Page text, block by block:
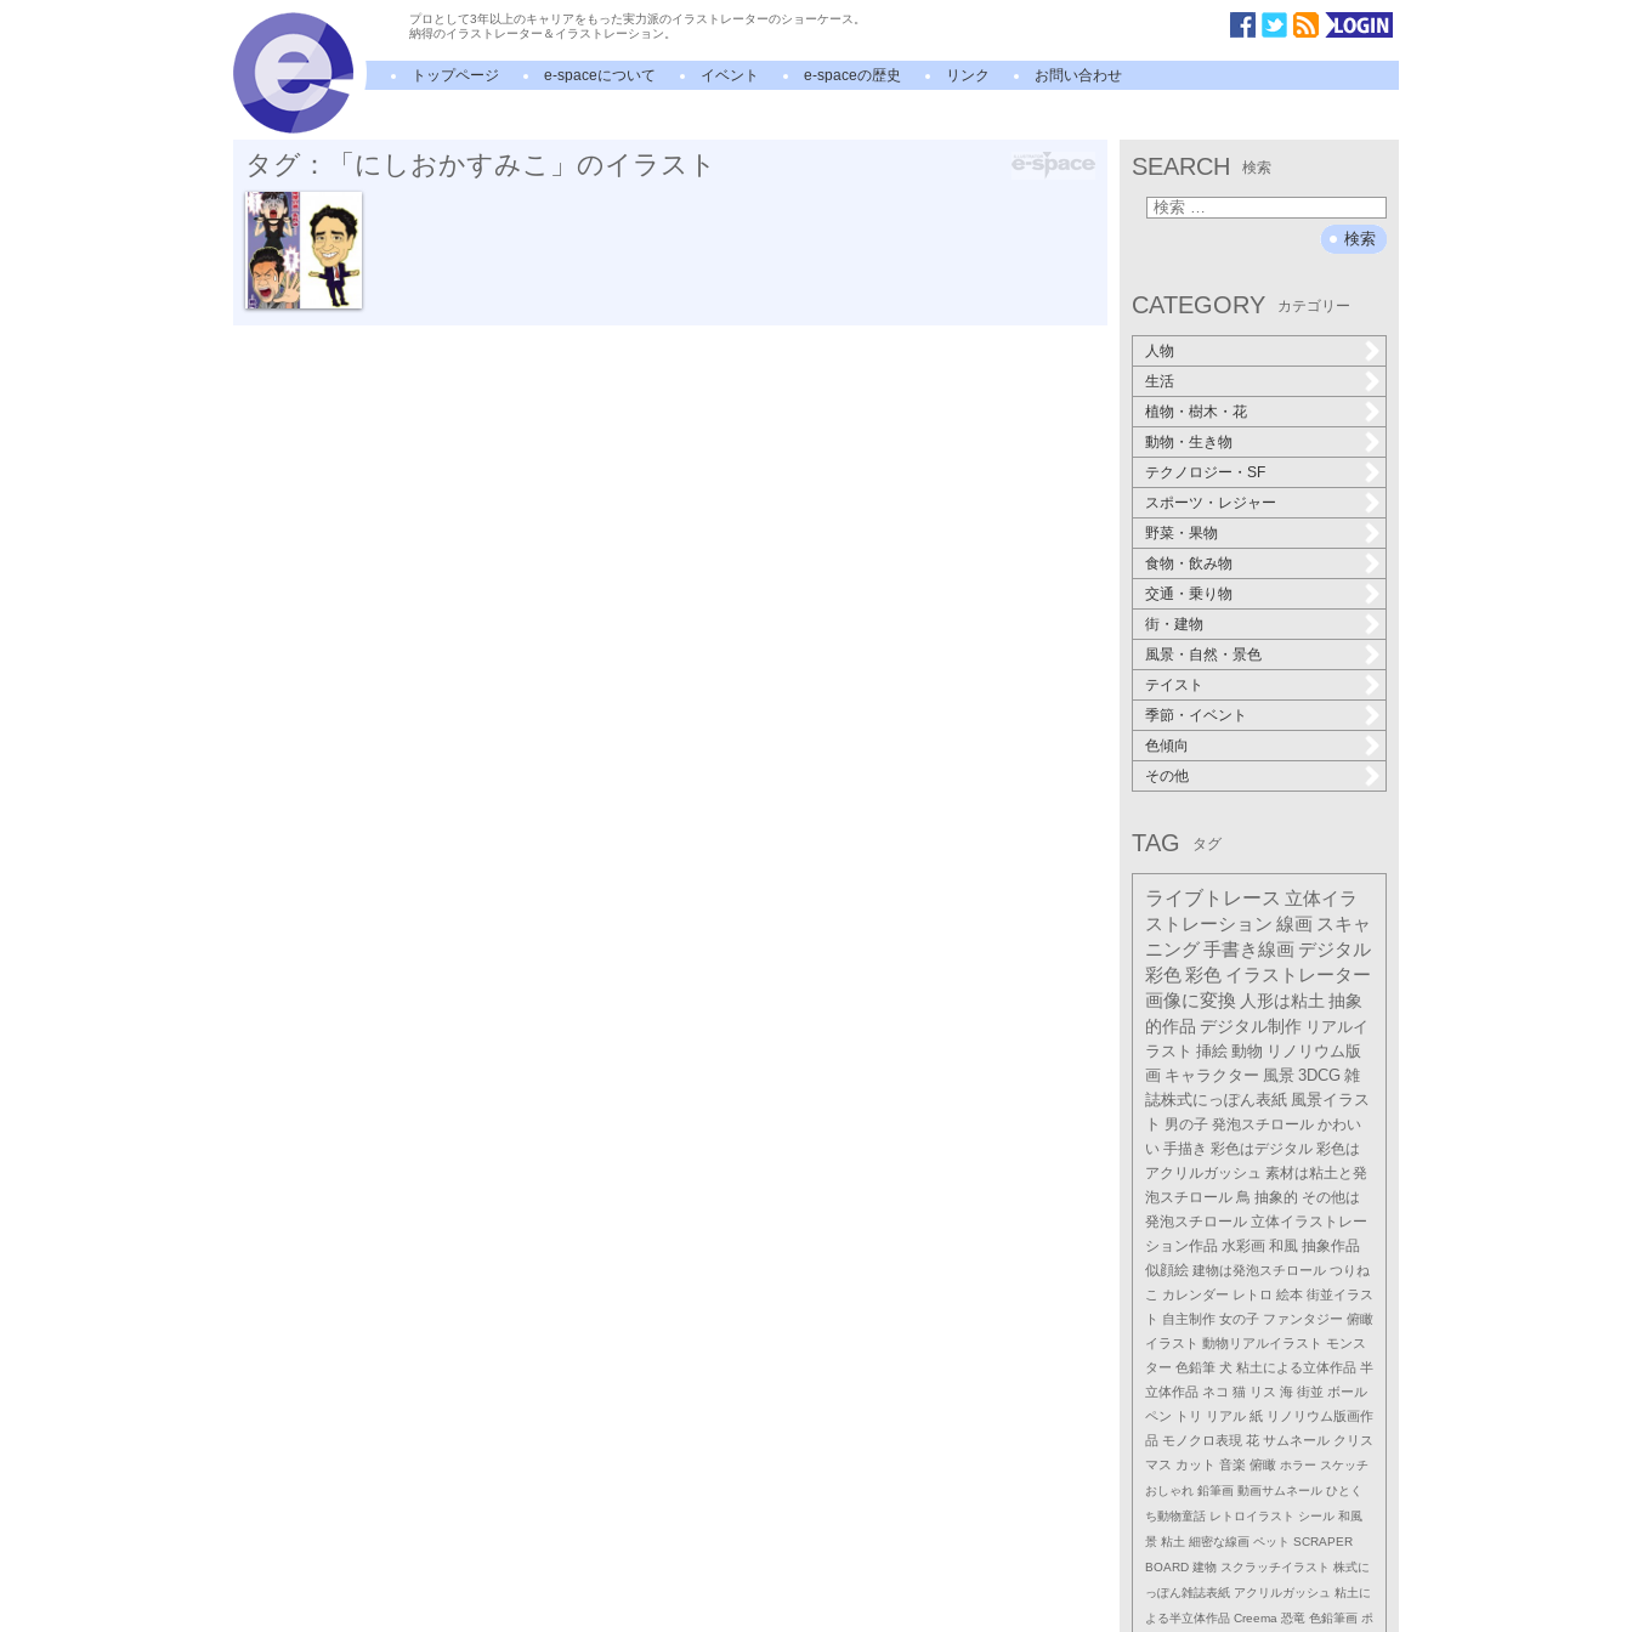
プロとして3年以上のキャリアをもった実力派のイラストレーターのショーケース。
納得のイラストレーター＆イラストレーション。
トップページ e-spaceについて イベント e-spaceの歴史 リンク お問い合わせ
タグ：「にしおかすみこ」のイラスト
「一発屋芸人... SEARCH 検索
CATEGORY カテゴリー
人物
生活
植物・樹木・花
動物・生き物
テクノロジー・SF
スポーツ・レジャー
野菜・果物
食物・飲み物
交通・乗り物
街・建物
風景・自然・景色
テイスト
季節・イベント
色傾向
その他
TAG タグ
ライブトレース 立体イラ
ストレーション 線画 スキャ
ニング手書き線画 デジタル
彩色彩色 イラストレーター
画像に変換 人形は粘土 抽象
的作品 デジタル制作 リアルイ
ラスト 挿絵 動物 リノリウム版
画 キャラクター 風景 3DCG 雑
誌株式にっぽん表紙 風景イラス
ト 男の子 発泡スチロール かわい
い 手描き 彩色はデジタル 彩色は
アクリルガッシュ 素材は粘土と発
泡スチロール 鳥 抽象的 その他は
発泡スチロール 立体イラストレー
ション作品 水彩画 和風 抽象作品
似顔絵 建物は発泡スチロール つりね
こ カレンダー レトロ 絵本 街並イラス
ト 自主制作 女の子 ファンタジー 俯瞰
イラスト 動物リアルイラスト モンス
ター 色鉛筆 犬 粘土による立体作品 半
立体作品 ネコ 猫 リス 海 街並 ボール
ペン
トリ リアル 紙 リノリウム版画作
品 モノクロ表現 花 サムネール クリス
マス カット 音楽 俯瞰 ホラー スケッチ
おしゃれ 鉛筆画 動画サムネール ひとく
ち動物童話 レトロイラスト シール 和風
景 粘土 細密な線画 ペット SCRAPER
BOARD 建物 スクラッチイラスト 株式に
っぽん雑誌表紙 アクリルガッシュ 粘土に
よる半立体作品 Creema 恐竜 色鉛筆画 ポ